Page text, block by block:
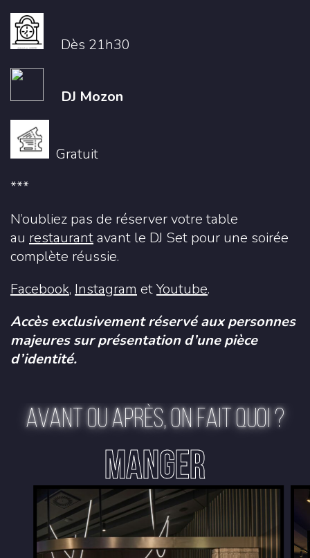
Dès 21h30
DJ Mozon
Gratuit
***
N’oubliez pas de réserver votre table
au restaurantavant le DJ Set pour une soirée
complète réussie.
Facebook, Instagram etYoutube.
Accès exclusivement réservé aux personnes
majeures sur présentation d’une pièce
d’identité.
AVANT OU APRÈS, ON FAIT QUOI ?
MANGER